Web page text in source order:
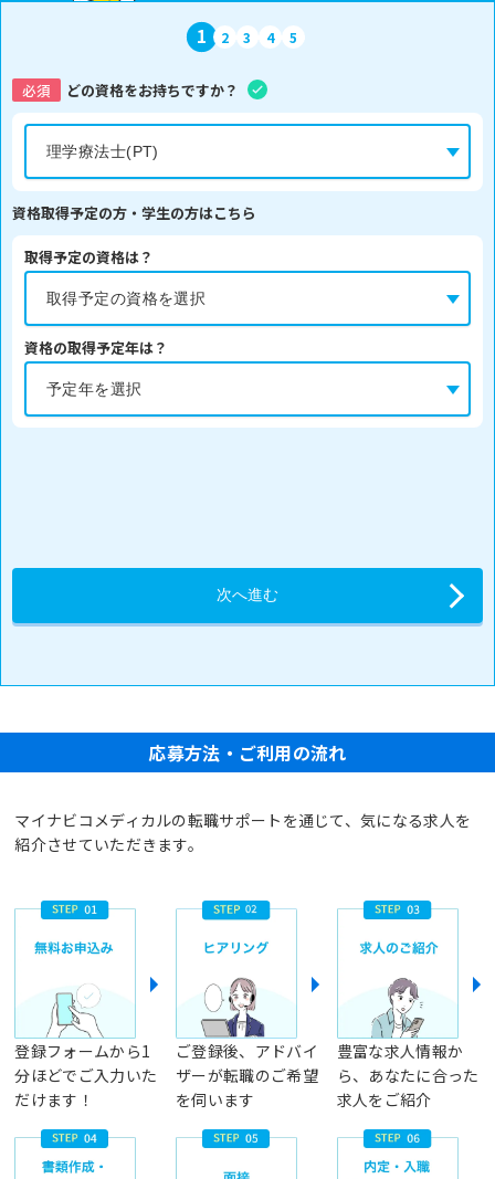
1 2 3 4 5
必須 どの資格をお持ちですか？
資格取得予定の方・学生の方はこちら
取得予定の資格は？
資格の取得予定年は？
応募方法・ご利用の流れ
マイナビコメディカルの転職サポートを通じて、気になる求人を
紹介させていただきます。
登録フォームから1
分ほどでご入力いた
だけます！
ご登録後、アドバイ
ザーが転職のご希望
を伺います
豊富な求人情報か
ら、あなたに合った
求人をご紹介